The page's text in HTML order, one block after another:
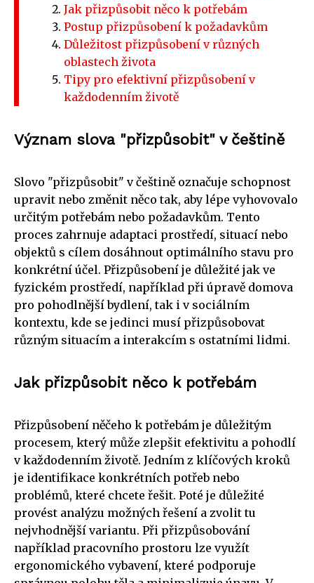
Jak přizpůsobit něco k potřebám
Postup přizpůsobení k požadavkům
Důležitost přizpůsobení v různých
oblastech života
Tipy pro efektivní přizpůsobení v
každodenním životě
Význam slova "přizpůsobit" v češtině
Slovo "přizpůsobit" v češtině označuje schopnost
upravit nebo změnit něco tak, aby lépe vyhovovalo
určitým potřebám nebo požadavkům. Tento
proces zahrnuje adaptaci prostředí, situací nebo
objektů s cílem dosáhnout optimálního stavu pro
konkrétní účel. Přizpůsobení je důležité jak ve
fyzickém prostředí, například při úpravě domova
pro pohodlnější bydlení, tak i v sociálním
kontextu, kde se jedinci musí přizpůsobovat
různým situacím a interakcím s ostatními lidmi.
Jak přizpůsobit něco k potřebám
Přizpůsobení něčeho k potřebám je důležitým
procesem, který může zlepšit efektivitu a pohodlí
v každodenním životě. Jedním z klíčových kroků
je identifikace konkrétních potřeb nebo
problémů, které chcete řešit. Poté je důležité
provést analýzu možných řešení a zvolit tu
nejvhodnější variantu. Při přizpůsobování
například pracovního prostoru lze využít
ergonomického vybavení, které podporuje